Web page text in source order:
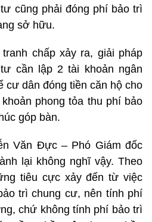
cũng phải đóng phí bảo trì
sở hữu.
chấp xảy ra, giải pháp
cần lập 2 tài khoản ngân
cư dân đóng tiền căn hộ cho
phong tỏa thu phí bảo
góp bàn.
Văn Đực – Phó Giám đốc
lại không nghĩ vậy. Theo
tiêu cực xảy đến từ việc
trì chung cư, nên tính phí
chứ không tính phí bảo trì